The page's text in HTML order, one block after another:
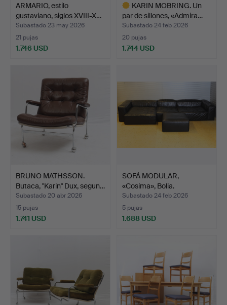
ARMARIO, estilo
gustaviano, siglos XVIII-X…
Subastado 23 may 2026
21 pujas
1.746 USD
KARIN MOBRING. Un
par de sillones, «Admira…
Subastado 24 feb 2026
20 pujas
1.744 USD
BRUNO MATHSSON.
Butaca, "Karin" Dux, segun…
Subastado 20 abr 2026
15 pujas
1.741 USD
SOFÁ MODULAR,
«Cosima», Bolia.
Subastado 24 feb 2026
5 pujas
1.688 USD